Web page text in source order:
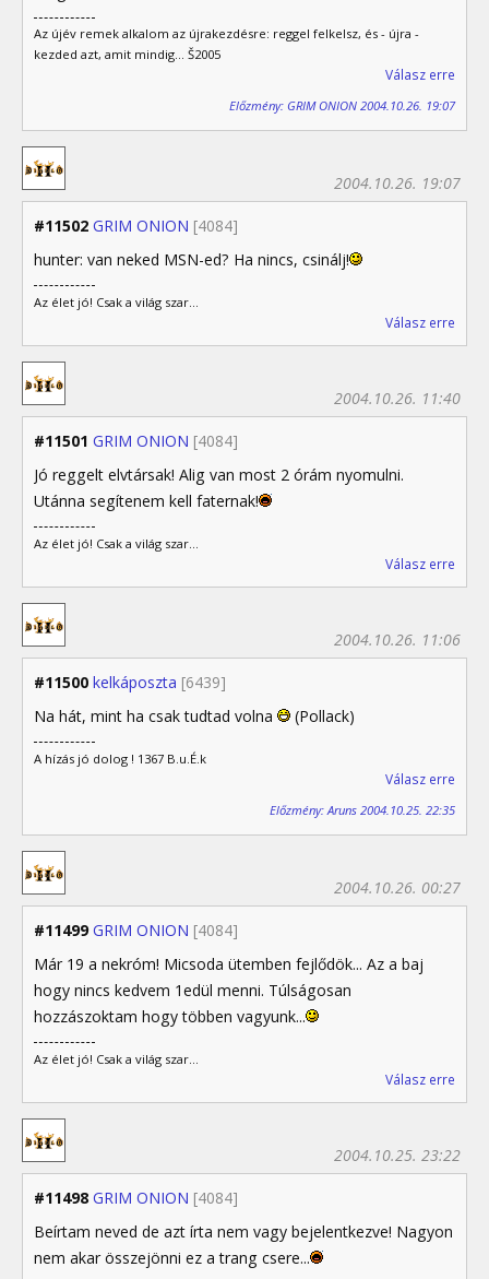
Az újév remek alkalom az újrakezdésre: reggel felkelsz, és - újra -
kezded azt, amit mindig... Š2005
Válasz erre
Előzmény: GRIM ONION 2004.10.26. 19:07
#11502 GRIM ONION [4084]
2004.10.26. 19:07
hunter: van neked MSN-ed? Ha nincs, csinálj!
Az élet jó! Csak a világ szar...
Válasz erre
#11501 GRIM ONION [4084]
2004.10.26. 11:40
Jó reggelt elvtársak! Alig van most 2 órám nyomulni.
Utánna segítenem kell faternak!
Az élet jó! Csak a világ szar...
Válasz erre
#11500 kelkáposzta [6439]
2004.10.26. 11:06
Na hát, mint ha csak tudtad volna (Pollack)
A hízás jó dolog ! 1367 B.u.É.k
Válasz erre
Előzmény: Aruns 2004.10.25. 22:35
#11499 GRIM ONION [4084]
2004.10.26. 00:27
Már 19 a nekróm! Micsoda ütemben fejlődök... Az a baj
hogy nincs kedvem 1edül menni. Túlságosan
hozzászoktam hogy többen vagyunk...
Az élet jó! Csak a világ szar...
Válasz erre
#11498 GRIM ONION [4084]
2004.10.25. 23:22
Beírtam neved de azt írta nem vagy bejelentkezve! Nagyon
nem akar összejönni ez a trang csere...